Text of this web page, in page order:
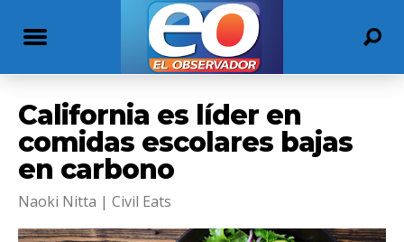
California es líder en
comidas escolares bajas
en carbono
Naoki Nitta | Civil Eats